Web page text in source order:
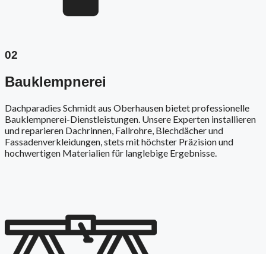
02
Bauklempnerei
Dachparadies Schmidt aus Oberhausen bietet professionelle
Bauklempnerei-Dienstleistungen. Unsere Experten installieren
und reparieren Dachrinnen, Fallrohre, Blechdächer und
Fassadenverkleidungen, stets mit höchster Präzision und
hochwertigen Materialien für langlebige Ergebnisse.